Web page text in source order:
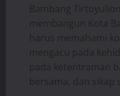
Bambang
membangun Kota
harus memahami
mengacu pada
pada ketentraman
bersama, dan sikap